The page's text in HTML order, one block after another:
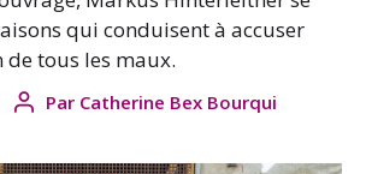
qui conduisent à accuser
tous les maux.
Par Catherine Bex Bourqui